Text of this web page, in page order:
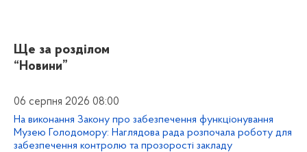
Ще за розділом
“Новини”
06 серпня 2026 08:00
На виконання Закону про забезпечення функціонування
Музею Голодомору: Наглядова рада розпочала роботу для
забезпечення контролю та прозорості закладу